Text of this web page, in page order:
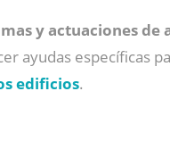
y actuaciones de
ayudas específicas
edificios.